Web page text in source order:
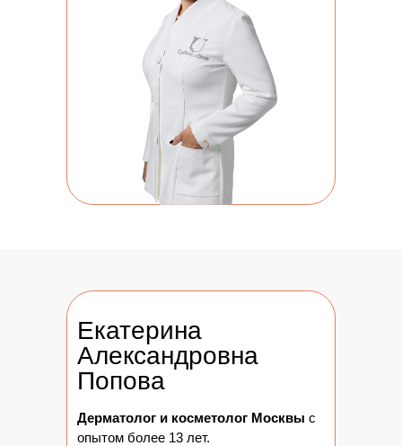
Екатерина
Александровна
Попова
Дерматолог и косметолог Москвы с
опытом более 13 лет.